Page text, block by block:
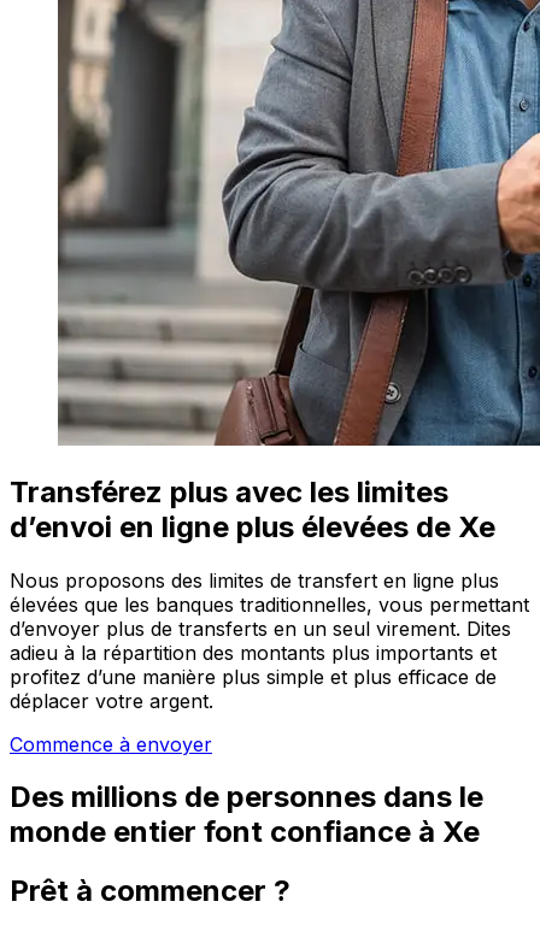
Transférez plus avec les limites
d’envoi en ligne plus élevées de Xe
Nous proposons des limites de transfert en ligne plus
élevées que les banques traditionnelles, vous permettant
d’envoyer plus de transferts en un seul virement. Dites
adieu à la répartition des montants plus importants et
profitez d’une manière plus simple et plus efficace de
déplacer votre argent.
Commence à envoyer
Des millions de personnes dans le
monde entier font confiance à Xe
Prêt à commencer ?